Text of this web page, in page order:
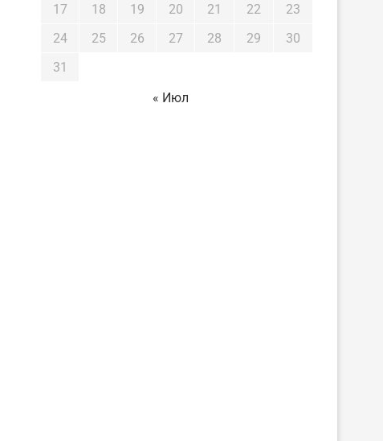
17
18 19 20 21 22
23
24
25 26 27 28 29
30
31
« Июл